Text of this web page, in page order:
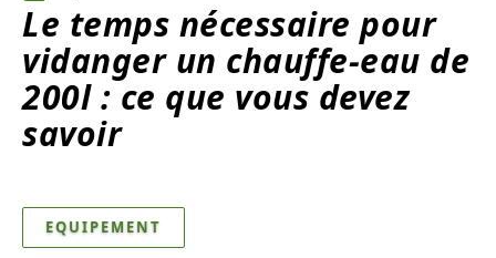
Le temps nécessaire pour
vidanger un chauffe-eau de
200l : ce que vous devez
savoir
EQUIPEMENT